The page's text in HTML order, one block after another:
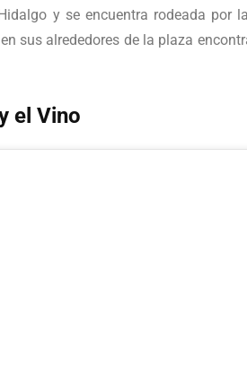
y se encuentra rodeada
sus alrededores de la plaza
el Vino